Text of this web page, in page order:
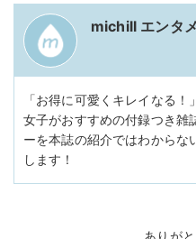
michill エンタメ
「お得に可愛くキレイなる
女子がおすすめの付録つき雑
ーを本誌の紹介ではわからな
します！